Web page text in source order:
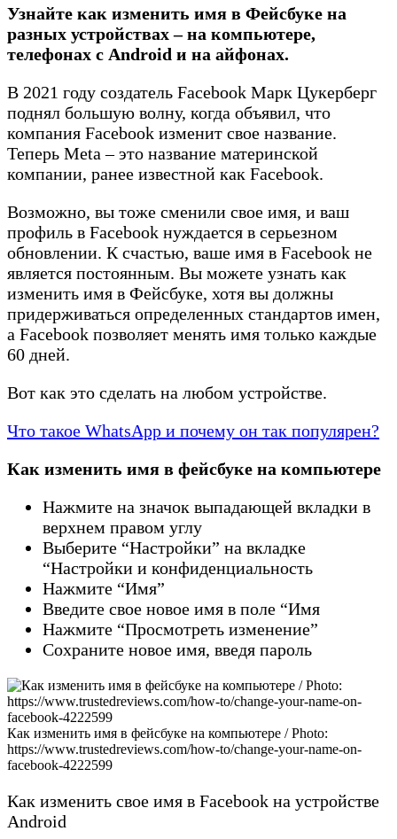
Узнайте как изменить имя в Фейсбуке на
разных устройствах – на компьютере,
телефонах с Android и на айфонах.
В 2021 году создатель Facebook Марк Цукерберг
поднял большую волну, когда объявил, что
компания Facebook изменит свое название.
Теперь Meta – это название материнской
компании, ранее известной как Facebook.
Возможно, вы тоже сменили свое имя, и ваш
профиль в Facebook нуждается в серьезном
обновлении. К счастью, ваше имя в Facebook не
является постоянным. Вы можете узнать как
изменить имя в Фейсбуке, хотя вы должны
придерживаться определенных стандартов имен,
а Facebook позволяет менять имя только каждые
60 дней.
Вот как это сделать на любом устройстве.
Что такое WhatsApp и почему он так популярен?
Как изменить имя в фейсбуке на компьютере
Нажмите на значок выпадающей вкладки в
верхнем правом углу
Выберите “Настройки” на вкладке
“Настройки и конфиденциальность
Нажмите “Имя”
Введите свое новое имя в поле “Имя
Нажмите “Просмотреть изменение”
Сохраните новое имя, введя пароль
Как изменить имя в фейсбуке на компьютере / Photo:
https://www.trustedreviews.com/how-to/change-your-name-on-
facebook-4222599
Как изменить свое имя в Facebook на устройстве
Android